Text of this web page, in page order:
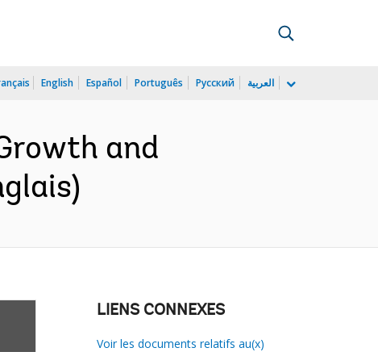
English Español Português Русский العربية
and
LIENS CONNEXES
Voir les documents relatifs au(x)